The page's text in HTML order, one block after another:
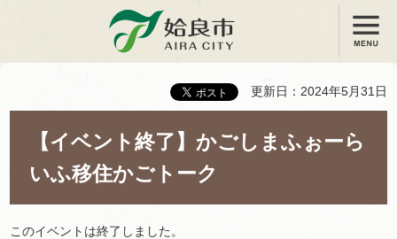
姶良市 メニュー
更新日：2024年5月31日
【イベント終了】かごしまふぉーら
いふ移住かごトーク
このイベントは終了しました。